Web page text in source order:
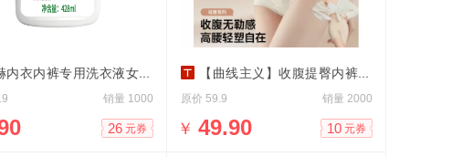
衣内裤专用洗衣液女士男士
销量 1000
26 元券
【曲线主义】收腹提臀内裤2条
原价 59.9 销量 2000
￥ 49.90 10 元券